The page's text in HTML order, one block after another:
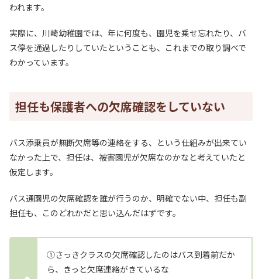
われます。
実際に、川崎幼稚園では、年に何度も、園児を乗せ忘れたり、バ
ス停を通過したりしていたということも、これまでの取り調べで
わかっています。
担任も保護者への欠席確認をしていない
バス添乗員が無断欠席等の連絡をする、という仕組みが出来てい
なかった上で、担任は、被害園児が欠席なのかなと考えていたと
仮定します。
バス通園児の欠席確認を誰が行うのか、明確でない中、担任も副
担任も、このどれかだと思い込んだはずです。
①さっきクラスの欠席確認したのはバス到着前だか
ら、きっと欠席連絡がきているな